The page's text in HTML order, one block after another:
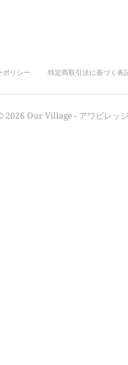
ポリシー 特定商取引法に基づく表
2026 Our Village - アワビレッ